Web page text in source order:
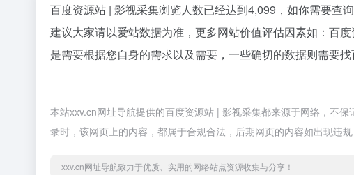
百度资源站 | 影视采集浏览人数已经达到4,099，如你需要查
建议大家请以爱站数据为准，更多网站价值评估因素如：百
是需要根据您自身的需求以及需要，一些确切的数据则需要
本站xxv.cn网址导航提供的百度资源站 | 影视采集都来源于网络，不
录时，该网页上的内容，都属于合规合法，后期网页的内容如出现违
xxv.cn网址导航致力于优质、实用的网络站点资源收集与分享！